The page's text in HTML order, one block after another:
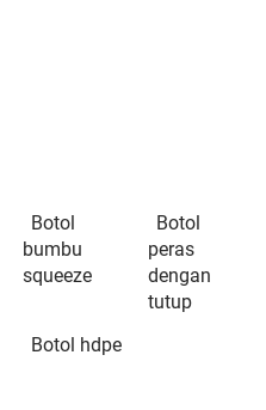
Botol
bumbu
squeeze
Botol
peras
dengan
tutup
Botol hdpe